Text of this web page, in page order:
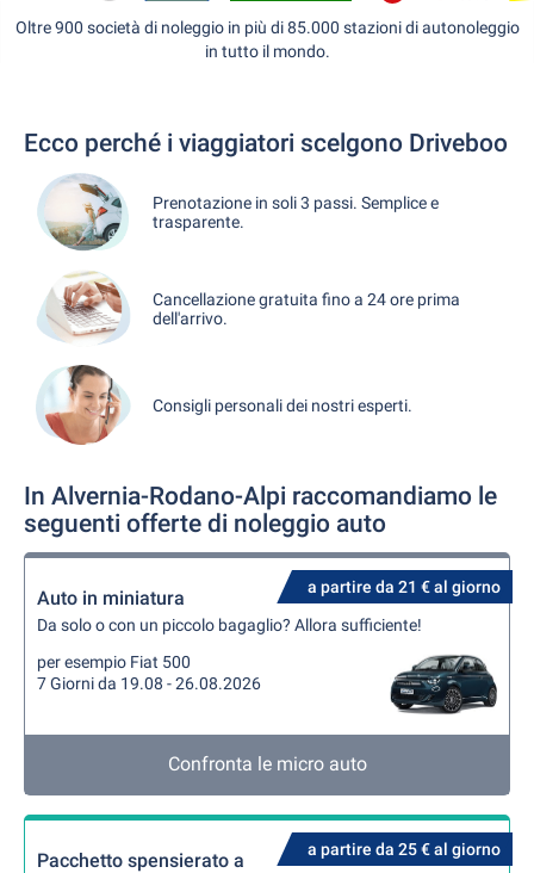
Oltre 900 società di noleggio in più di 85.000 stazioni di autonoleggio
in tutto il mondo.
Ecco perché i viaggiatori scelgono Driveboo
Prenotazione in soli 3 passi. Semplice e
trasparente.
Cancellazione gratuita fino a 24 ore prima
dell'arrivo.
Consigli personali dei nostri esperti.
In Alvernia-Rodano-Alpi raccomandiamo le
seguenti offerte di noleggio auto
a partire da 21 € al giorno
Auto in miniatura
Da solo o con un piccolo bagaglio? Allora sufficiente!
per esempio Fiat 500
7 Giorni da 19.08 - 26.08.2026
Confronta le micro auto
a partire da 25 € al giorno
Pacchetto spensierato a